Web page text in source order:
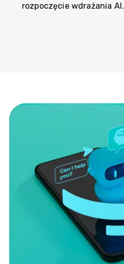
rozpoczęcie wdrażania AI.